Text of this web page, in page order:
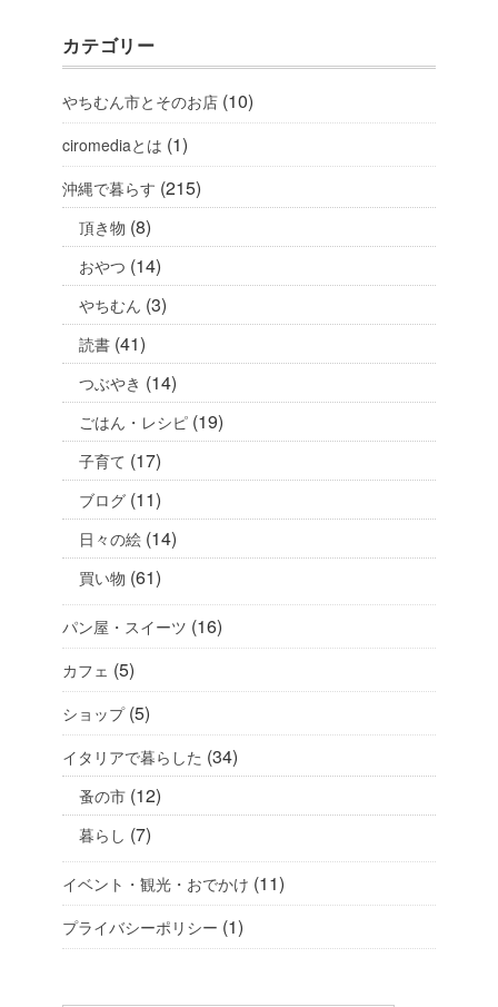
カテゴリー
やちむん市とそのお店 (10)
ciromediaとは (1)
沖縄で暮らす (215)
頂き物 (8)
おやつ (14)
やちむん (3)
読書 (41)
つぶやき (14)
ごはん・レシピ (19)
子育て (17)
ブログ (11)
日々の絵 (14)
買い物 (61)
パン屋・スイーツ (16)
カフェ (5)
ショップ(5)
イタリアで暮らした (34)
蚤の市 (12)
暮らし (7)
イベント・観光・おでかけ (11)
プライバシーポリシー (1)